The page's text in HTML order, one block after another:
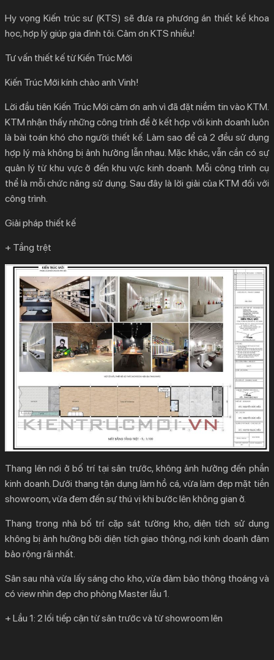
Hy vọng Kiến trúc sư (KTS) sẽ đưa ra phương án thiết kế khoa
học, hợp lý giúp gia đình tôi. Cảm ơn KTS nhiều!
Tư vấn thiết kế từ Kiến Trúc Mới
Kiến Trúc Mới kính chào anh Vinh!
Lời đầu tiên Kiến Trúc Mới cảm ơn anh vì đã đặt niềm tin vào KTM.
KTM nhận thấy những công trình để ở kết hợp với kinh doanh luôn
là bài toán khó cho người thiết kế. Làm sao để cả 2 đều sử dụng
hợp lý mà không bị ảnh hưởng lẫn nhau. Mặc khác, vẫn cần có sự
quản lý từ khu vực ở đến khu vực kinh doanh. Mỗi công trình cụ
thể là mỗi chức năng sử dụng. Sau đây là lời giải của KTM đối với
công trình.
Giải pháp thiết kế
+ Tầng trệt
Thang lên nơi ở bố trí tại sân trước, không ảnh hưởng đến phần
kinh doanh. Dưới thang tận dụng làm hồ cá, vừa làm đẹp mặt tiền
showroom, vừa đem đến sự thú vị khi bước lên không gian ở.
Thang trong nhà bố trí cặp sát tường kho, diện tích sử dụng
không bị ảnh hưởng bởi diện tích giao thông, nơi kinh doanh đảm
bảo rộng rãi nhất.
Sân sau nhà vừa lấy sáng cho kho, vừa đảm bảo thông thoáng và
có view nhìn đẹp cho phòng Master lầu 1.
+ Lầu 1: 2 lối tiếp cận từ sân trước và từ showroom lên